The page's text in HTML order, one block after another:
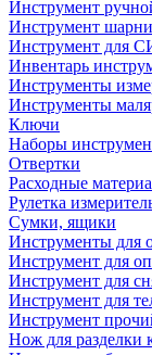
Инструмент
Инструмент
Инструмент для
Инвентарь
Инструменты
Инструменты
Ключи
Наборы
Отвертки
Расходные
Рулетка
Сумки, ящики
Инструменты для
Инструмент для
Инструмент для
Инструмент для
Инструмент
Нож для разделки